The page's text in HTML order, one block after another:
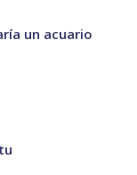
un acuario